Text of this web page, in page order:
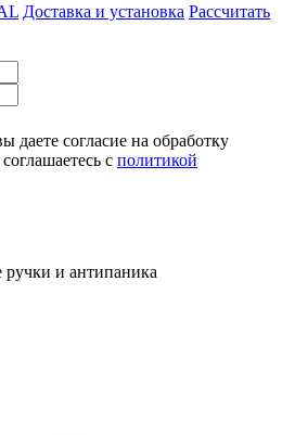
Доставка и установка Рассчитать
даете согласие на обработку
с политикой
и антипаника